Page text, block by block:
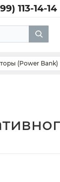
113-14-14
(Power Bank)